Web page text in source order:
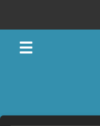
au
contenu